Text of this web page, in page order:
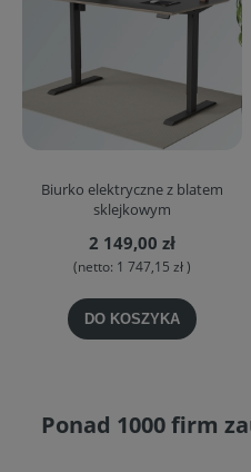
Biurko elektryczne z blatem
sklejkowym
2 149,00 zł
(netto: 1 747,15 zł)
DO KOSZYKA
Ponad 1000 firm